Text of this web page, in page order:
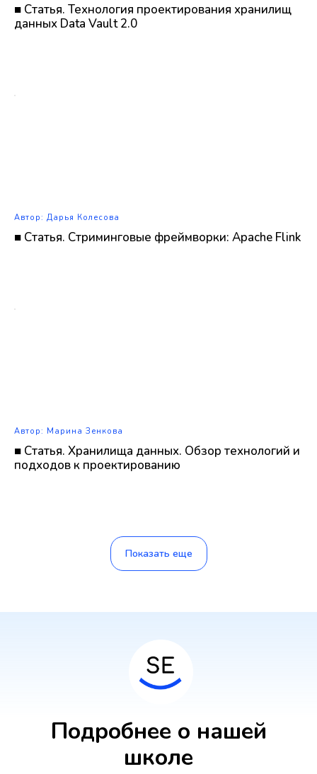
■ Статья. Технология проектирования хранилищ
данных Data Vault 2.0
Автор: Дарья Колесова
■ Статья. Стриминговые фреймворки: Apache Flink
Автор: Марина Зенкова
■ Статья. Хранилища данных. Обзор технологий и
подходов к проектированию
Показать еще
Подробнее о нашей
школе